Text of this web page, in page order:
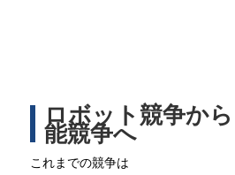
ロボット競争か
能競争へ
これまでの競争は